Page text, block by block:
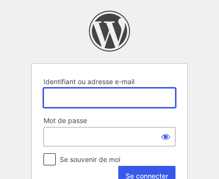
Identifiant ou adresse e-mail
Mot de passe
Se souvenir de moi